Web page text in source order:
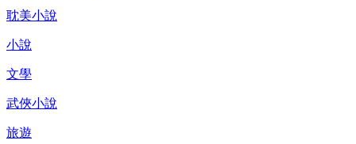
耽美小說
小說
文學
武俠小說
旅遊